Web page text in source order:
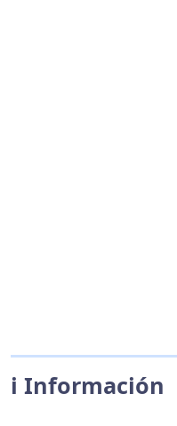
ℹ️ Información